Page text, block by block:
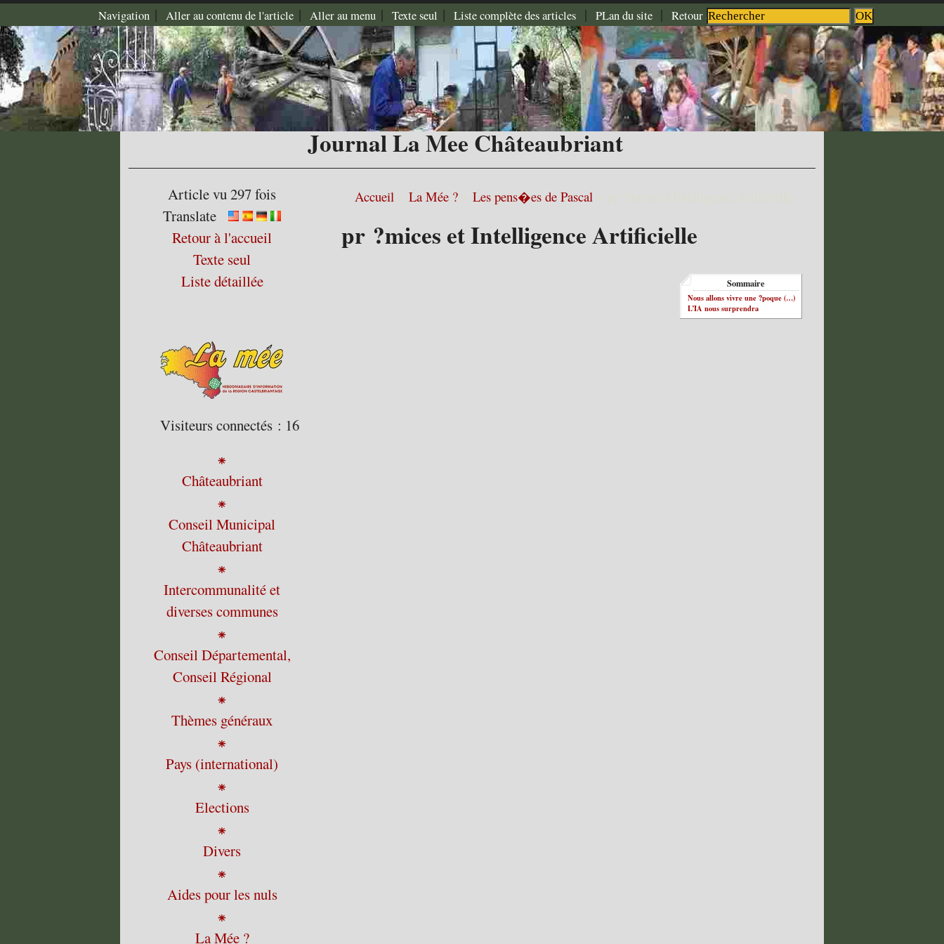
Navigation | Aller au contenu de l'article | Aller au menu | Texte seul | Liste complète des articles | PLan du site | Retour à l'accueil| |
Journal La Mee Châteaubriant
Accueil La Mée ?> Les pens�es de Pascal
pr ?mices et Intelligence Artificielle
Sommaire
Nous allons vivre une ?poque (…)
L’IA nous surprendra
Article vu 297 fois
Translate
Retour à l'accueil
Texte seul
Liste détaillée
Visiteurs connectés : 16
⁕
Châteaubriant
⁕
Conseil Municipal
Châteaubriant
⁕
Intercommunalité et
diverses communes
⁕
Conseil Départemental,
Conseil Régional
⁕
Thèmes généraux
⁕
Pays (international)
⁕
Elections
⁕
Divers
⁕
Aides pour les nuls
⁕
La Mée ?